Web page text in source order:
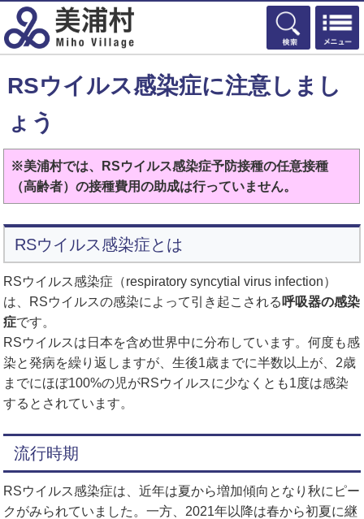
検索
RSウイルス感染症に注意しまし
ょう
※美浦村では、RSウイルス感染症予防接種の任意接種
（高齢者）の接種費用の助成は行っていません。
RSウイルス感染症とは
RSウイルス感染症（respiratory syncytial virus infection）
は、RSウイルスの感染によって引き起こされる 呼吸器の感染
症です。
RSウイルスは日本を含め世界中に分布しています。何度も感
染と発病を繰り返しますが、生後1歳までに半数以上が、2歳
までにほぼ100%の児がRSウイルスに少なくとも1度は感染
するとされています。
流行時期
RSウイルス感染症は、近年は夏から増加傾向となり秋にピー
クがみられていました。一方、2021年以降は春から初夏に継